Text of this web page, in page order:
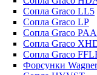
Сопла Graco LL5
Сопла Graco LP
Сопла Graco PAA
Сопла Graco
Сопла Graco
Форсунки